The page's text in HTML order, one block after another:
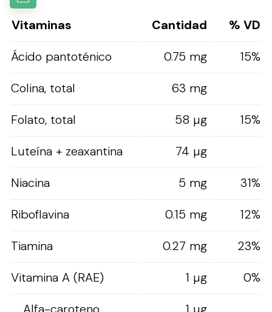
Vitaminas Cantidad
% VD
Ácido pantoténico
0.75 mg
15%
Colina, total
63 mg
Folato, total
58 µg
15%
Luteína + zeaxantina
74 µg
Niacina
5 mg
31%
Riboflavina
0.15 mg
12%
Tiamina
0.27 mg
23%
Vitamina A (RAE)
1 µg
0%